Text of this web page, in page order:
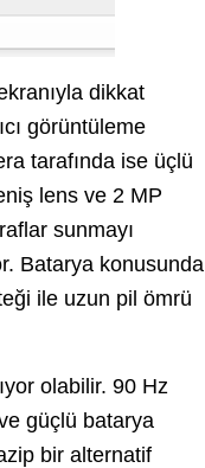
dikkat
görüntüleme
tarafında ise üçlü
lens ve 2 MP
sunmayı
Batarya konusunda
ile uzun pil ömrü
olabilir. 90 Hz
güçlü batarya
bir alternatif